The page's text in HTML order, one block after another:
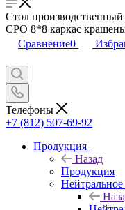
Стол
СРО 8*8 каркас
Сравнение0
Телефоны
+7 (812) 507-69-92
Продукция
Назад
Продукция